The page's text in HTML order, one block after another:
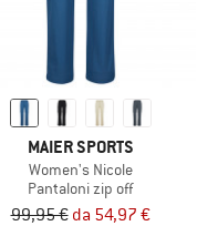
MAIER SPORTS
Women's Nicole
Pantaloni zip off
99,95 € da 54,97 €